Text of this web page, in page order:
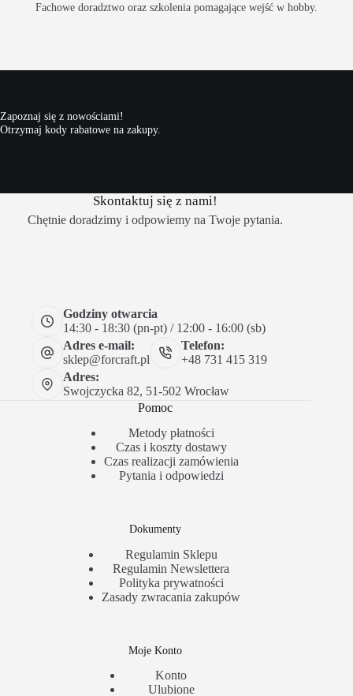
Fachowe doradztwo oraz szkolenia pomagające wejść w hobby.
Zapoznaj się z nowościami!
Otrzymaj kody rabatowe na zakupy.
Skontaktuj się z nami!
Chętnie doradzimy i odpowiemy na Twoje pytania.
Godziny otwarcia
14:30 - 18:30 (pn-pt) / 12:00 - 16:00 (sb)
Adres e-mail:
sklep@forcraft.pl
Telefon:
+48 731 415 319
Adres:
Swojczycka 82, 51-502 Wrocław
Pomoc
Metody płatności
Czas i koszty dostawy
Czas realizacji zamówienia
Pytania i odpowiedzi
Dokumenty
Regulamin Sklepu
Regulamin Newslettera
Polityka prywatności
Zasady zwracania zakupów
Moje Konto
Konto
Ulubione